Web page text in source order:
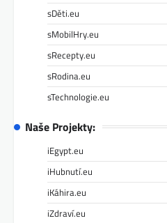
sDěti.eu
sMobilHry.eu
sRecepty.eu
sRodina.eu
sTechnologie.eu
Naše Projekty:
iEgypt.eu
iHubnutí.eu
iKáhira.eu
iZdraví.eu